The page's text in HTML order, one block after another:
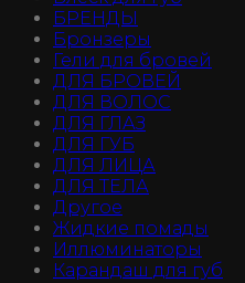
БРЕНДЫ
Бронзеры
Гели для бровей
ДЛЯ БРОВЕЙ
ДЛЯ ВОЛОС
ДЛЯ ГЛАЗ
ДЛЯ ГУБ
ДЛЯ ЛИЦА
ДЛЯ ТЕЛА
Другое
Жидкие помады
Иллюминаторы
Карандаш для губ